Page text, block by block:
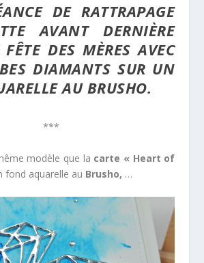
DE RATTRAPAGE
AVANT DERNIÈRE
FÊTE DES MÈRES AVEC
DIAMANTS SUR UN
AU BRUSHO.
***
modèle que la carte « Heart of
fond aquarelle au Brusho, …